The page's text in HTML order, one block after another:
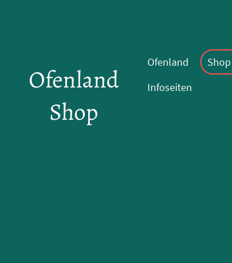
Ofenland
Shop
Ofenland Shop
Infoseiten